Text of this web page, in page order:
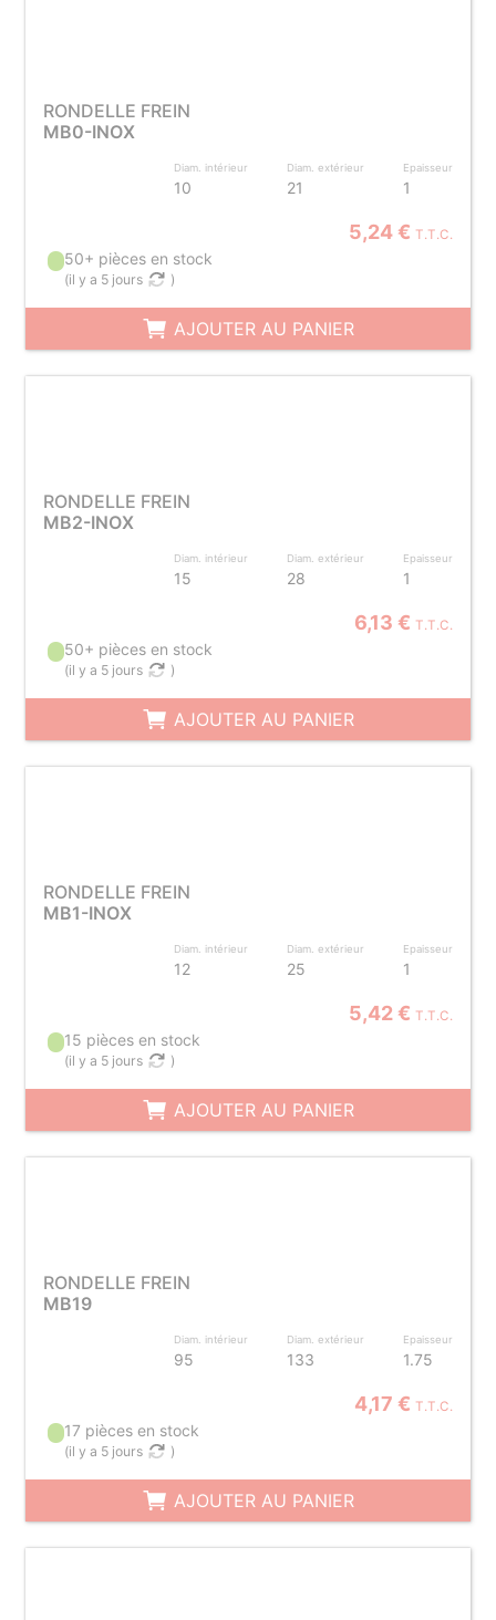
RONDELLE FREIN
MB0-INOX
Diam. intérieur
10
Diam. extérieur
21
Epaisseur
1
5,24 € T.T.C.
50+ pièces en stock
(il y a 5 jours )
AJOUTER AU PANIER
RONDELLE FREIN
MB2-INOX
Diam. intérieur
15
Diam. extérieur
28
Epaisseur
1
6,13 € T.T.C.
50+ pièces en stock
(il y a 5 jours )
AJOUTER AU PANIER
RONDELLE FREIN
MB1-INOX
Diam. intérieur
12
Diam. extérieur
25
Epaisseur
1
5,42 € T.T.C.
15 pièces en stock
(il y a 5 jours )
AJOUTER AU PANIER
RONDELLE FREIN
MB19
Diam. intérieur
95
Diam. extérieur
133
Epaisseur
1.75
4,17 € T.T.C.
17 pièces en stock
(il y a 5 jours )
AJOUTER AU PANIER